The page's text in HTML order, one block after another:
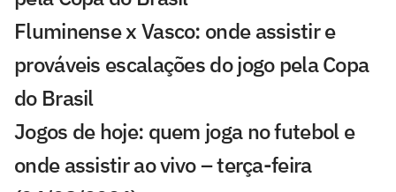
Fluminense x Vasco: onde assistir e
prováveis escalações do jogo pela Copa
do Brasil
Jogos de hoje: quem joga no futebol e
onde assistir ao vivo – terça-feira